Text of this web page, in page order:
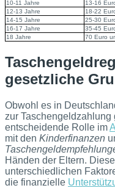
10-11 Jahre
13-16
12-13 Jahre
18-22
14-15 Jahre
25-30
16-17 Jahre
35-45
18 Jahre
70 Euro
gesetzliche
Obwohl es in
zur
entscheidende Rolle im
mit den Kinderfinanzen
Händen der Eltern. Diese
unterschiedlichen
die finanzielle